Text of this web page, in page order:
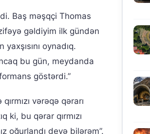
Baş məşqçi Thomas
gəldiyim ilk gündən
oynadıq.
bu gün, meydanda
göstərdi.”
vərəqə qərarı
bu qərar qırmızı
oğurlandı deyə bilərəm”.